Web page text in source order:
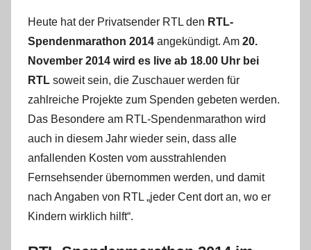
n
a
d
m
i
n
Heute hat der Privatsender RTL den RTL-
Spendenmarathon 2014 angekündigt. Am 20.
November 2014 wird es live ab 18.00 Uhr bei
RTL soweit sein, die Zuschauer werden für
zahlreiche Projekte zum Spenden gebeten werden.
Das Besondere am RTL-Spendenmarathon wird
auch in diesem Jahr wieder sein, dass alle
anfallenden Kosten vom ausstrahlenden
Fernsehsender übernommen werden, und damit
nach Angaben von RTL „jeder Cent dort an, wo er
Kindern wirklich hilft“.